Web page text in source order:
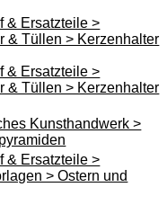
& Ersatzteile >
& Tüllen > Kerzenhalter
& Ersatzteile >
& Tüllen > Kerzenhalter
Kunsthandwerk >
& Ersatzteile >
> Ostern und